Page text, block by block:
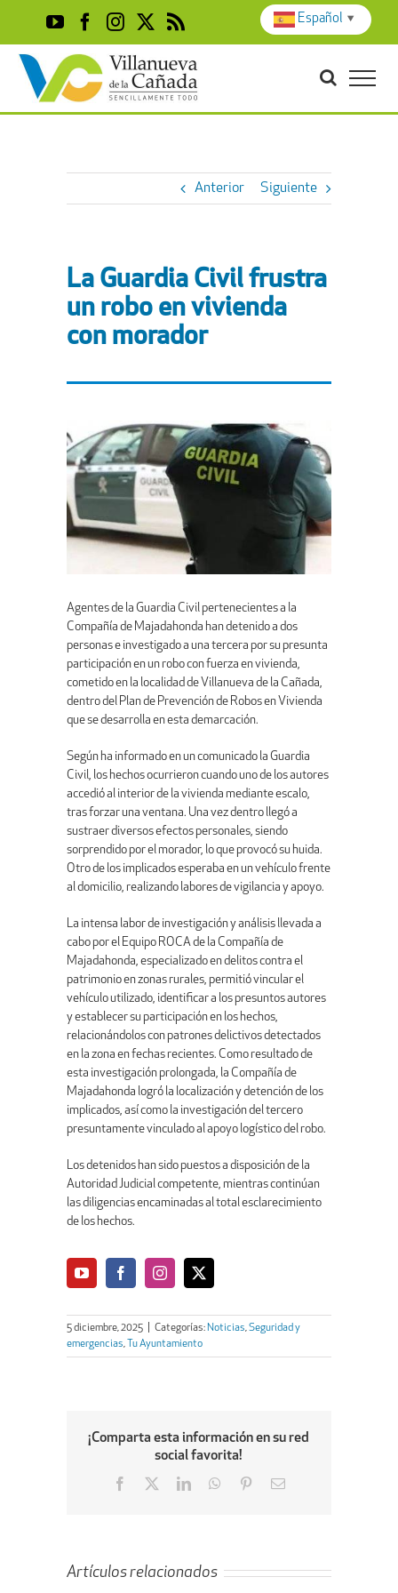
content
YouTubeFacebook
Instagram
X Rss
Anterior Siguiente
La Guardia Civil frustra
un robo en vivienda
con morador
Agentes de la Guardia Civil pertenecientes a la
Compañía de Majadahonda han detenido a dos
personas e investigado a una tercera por su presunta
participación en un robo con fuerza en vivienda,
cometido en la localidad de Villanueva de la Cañada,
dentro del Plan de Prevención de Robos en Vivienda
que se desarrolla en esta demarcación.
Según ha informado en un comunicado la Guardia
Civil, los hechos ocurrieron cuando uno de los autores
accedió al interior de la vivienda mediante escalo,
tras forzar una ventana. Una vez dentro llegó a
sustraer diversos efectos personales, siendo
sorprendido por el morador, lo que provocó su huida.
Otro de los implicados esperaba en un vehículo frente
al domicilio, realizando labores de vigilancia y apoyo.
La intensa labor de investigación y análisis llevada a
cabo por el Equipo ROCA de la Compañía de
Majadahonda, especializado en delitos contra el
patrimonio en zonas rurales, permitió vincular el
vehículo utilizado, identificar a los presuntos autores
y establecer su participación en los hechos,
relacionándolos con patrones delictivos detectados
en la zona en fechas recientes. Como resultado de
esta investigación prolongada, la Compañía de
Majadahonda logró la localización y detención de los
implicados, así como la investigación del tercero
presuntamente vinculado al apoyo logístico del robo.
Los detenidos han sido puestos a disposición de la
Autoridad Judicial competente, mientras continúan
las diligencias encaminadas al total esclarecimiento
de los hechos.
5 diciembre, 2025 Categorías: Noticias,Seguridad y
emergencias, Tu Ayuntamiento
¡Comparta esta información en su red
social favorita!
Facebook
LinkedInWhatsApp
PinterestEmail
Artículos relacionados
Español ▼